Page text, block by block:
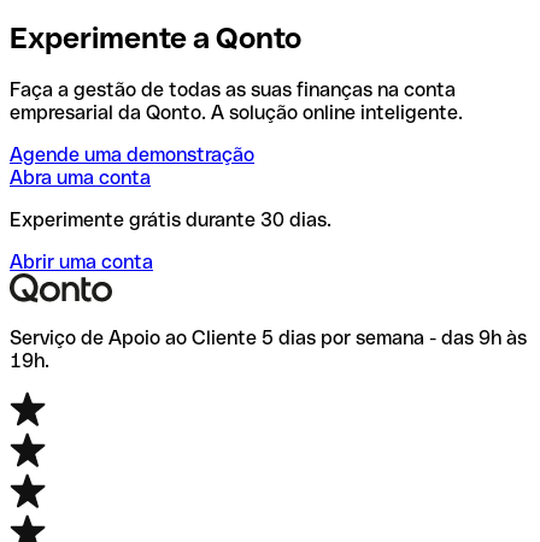
Experimente a Qonto
Faça a gestão de todas as suas finanças na conta
empresarial da Qonto. A solução online inteligente.
Agende uma demonstração
Abra uma conta
Experimente grátis durante 30 dias.
Abrir uma conta
Serviço de Apoio ao Cliente 5 dias por semana - das 9h às
19h.